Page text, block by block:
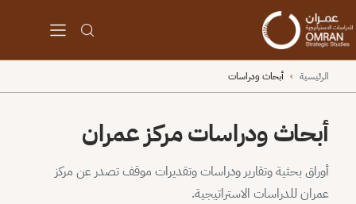
الرئيسية › أبحاث ودراسات
أبحاث ودراسات مركز عمران
أوراق بحثية وتقارير ودراسات وتقديرات موقف تصدر عن مركز
عمران للدراسات الاستراتيجية.